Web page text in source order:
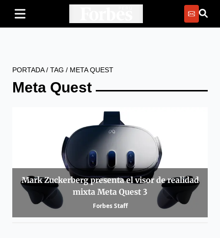
PORTADA/ TAG / META QUEST
Meta Quest
Mark Zuckerberg presenta el visor de realidad
mixta Meta Quest 3
Forbes Staff